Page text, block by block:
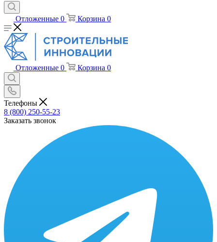
Отложенные 0 Корзина 0
Отложенные 0 Корзина 0
Телефоны
8 (800) 250-55-23
Заказать звонок